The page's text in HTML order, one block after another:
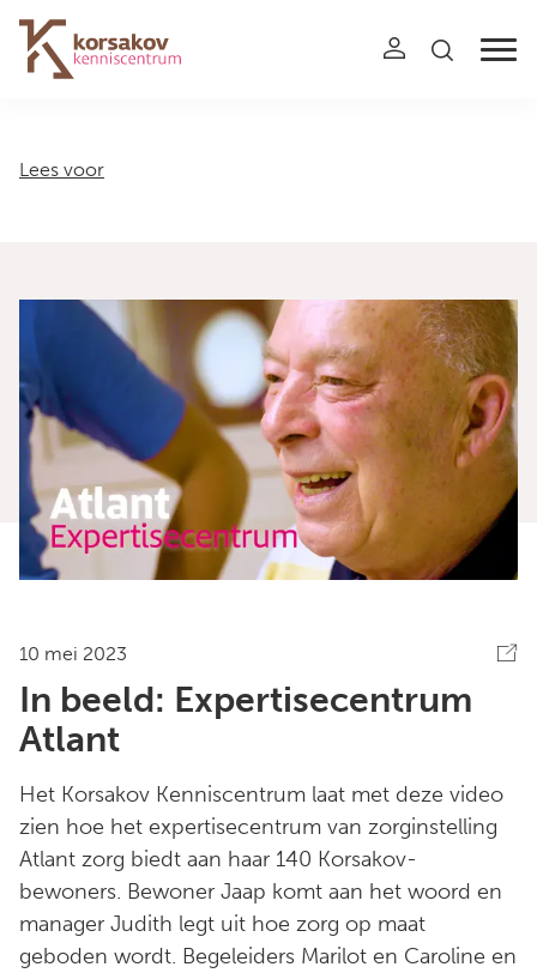
Navigation
Lees voor
10 mei 2023
In beeld: Expertisecentrum
Atlant
Het Korsakov Kenniscentrum laat met deze video
zien hoe het expertisecentrum van zorginstelling
Atlant zorg biedt aan haar 140 Korsakov-
bewoners. Bewoner Jaap komt aan het woord en
manager Judith legt uit hoe zorg op maat
geboden wordt. Begeleiders Marilot en Caroline en